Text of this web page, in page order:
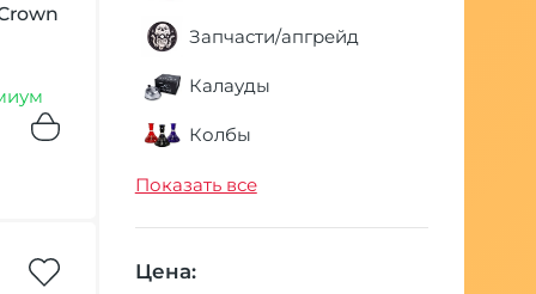
Запчасти/апгрейд
Калауды
Колбы
Колпаки
Корзины для углей
Мундштуки
Показать все
Цена: